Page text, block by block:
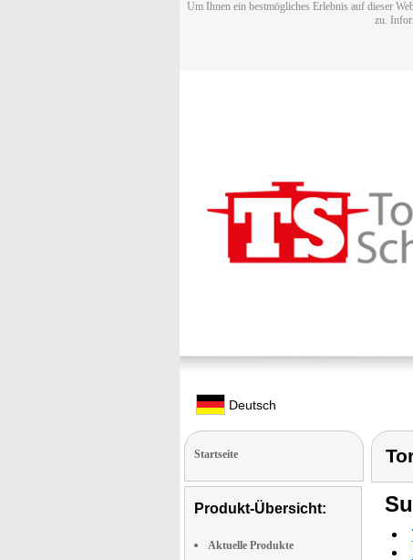
Um Ihnen ein bestmögliches Erlebnis auf dieser
zu.
Deutsch
Startseite
Produkt-Übersicht:
Aktuelle Produkte